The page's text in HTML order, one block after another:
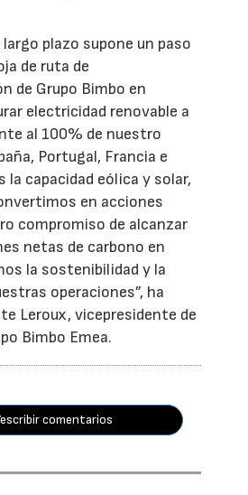
plazo supone un paso
de ruta de
de Grupo Bimbo en
electricidad renovable a
al 100% de nuestro
Portugal, Francia e
la capacidad eólica y solar,
en acciones
compromiso de alcanzar
netas de carbono en
la sostenibilidad y la
operaciones”, ha
Leroux, vicepresidente de
Bimbo Emea.
comentarios